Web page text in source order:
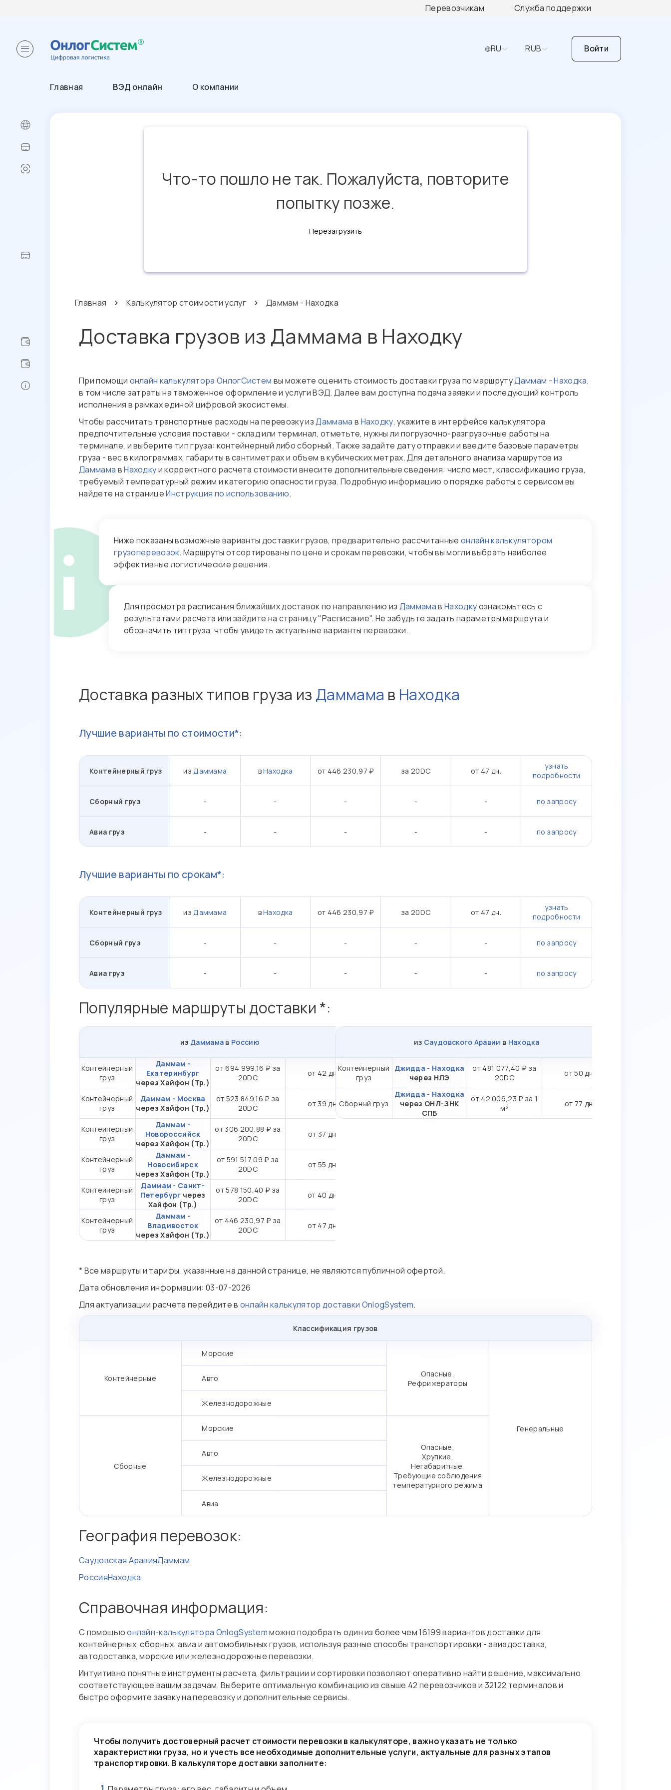
Перевозчикам Служба поддержки
RU RUB Войти
Главная ВЭД онлайн О компании
Что-то пошло не так. Пожалуйста, повторите
попытку позже.
Перезагрузить
Главная Калькулятор стоимости услуг Даммам - Находка
Доставка грузов из Даммама в Находку
При помощи онлайн калькулятора ОнлогСистем вы можете оценить стоимость доставки груза по маршрутуДаммам -Находка,
в том числе затраты на таможенное оформление и услуги ВЭД. Далее вам доступна подача заявки и последующий контроль
исполнения в рамках единой цифровой экосистемы.
Чтобы рассчитать транспортные расходы на перевозку изДаммама в Находку, укажите в интерфейсе калькулятора
предпочтительные условия поставки - склад или терминал, отметьте, нужны ли погрузочно‑разгрузочные работы на
терминале, и выберите тип груза: контейнерный либо сборный. Также задайте дату отправки и введите базовые параметры
груза - вес в килограммах, габариты в сантиметрах и объем в кубических метрах. Для детального анализа маршрутов из
Даммама вНаходкуи корректного расчета стоимости внесите дополнительные сведения: число мест, классификацию груза,
требуемый температурный режим и категорию опасности груза. Подробную информацию о порядке работы с сервисом вы
найдете на страницеИнструкция по использованию.
Ниже показаны возможные варианты доставки грузов, предварительно рассчитанные онлайн калькулятором
грузоперевозок. Маршруты отсортированы по цене и срокам перевозки, чтобы вы могли выбрать наиболее
эффективные логистические решения.
Для просмотра расписания ближайших доставок по направлению из ДаммамавНаходкуознакомьтесь с
результатами расчета или зайдите на страницу "Расписание". Не забудьте задать параметры маршрута и
обозначить тип груза, чтобы увидеть актуальные варианты перевозки.
Доставка разных типов груза из Даммама в Находка
Лучшие варианты по стоимости*:
Контейнерный груз из Даммама вНаходка от 446 230,97 ₽ за 20DC от 47 дн.
узнать
подробности
Сборный груз - - - - - по запросу
Авиа груз - - - - - по запросу
Лучшие варианты по срокам*:
Контейнерный груз из Даммама вНаходка от 446 230,97 ₽ за 20DC от 47 дн.
узнать
подробности
Сборный груз - - - - - по запросу
Авиа груз - - - - - по запросу
Популярные маршруты доставки *:
из Даммама в Россию
Контейнерный
груз
Даммам -
Екатеринбург
через Хайфон (Тр.)
от 694 999,16 ₽ за
20DC
от 42 дн.
Контейнерный
груз
Даммам - Москва
через Хайфон (Тр.)
от 523 849,16 ₽ за
20DC
от 39 дн.
Контейнерный
груз
Даммам -
Новороссийск
через Хайфон (Тр.)
от 306 200,88 ₽ за
20DC
от 37 дн.
Контейнерный
груз
Даммам -
Новосибирск
через Хайфон (Тр.)
от 591 517,09 ₽ за
20DC
от 55 дн.
Контейнерный
груз
Даммам - Санкт-
Петербург через
Хайфон (Тр.)
от 578 150,40 ₽ за
20DC
от 40 дн.
Контейнерный
груз
Даммам -
Владивосток
через Хайфон (Тр.)
от 446 230,97 ₽ за
20DC
от 47 дн.
из Саудовского Аравии в Находка
Контейнерный
груз
Джидда - Находка
через НЛЭ
от 481 077,40 ₽ за
20DC
от 50 дн.
Сборный груз
Джидда - Находка
через ОНЛ-ЗНК
СПБ
от 42 006,23 ₽ за 1
м³
от 77 дн.
* Все маршруты и тарифы, указанные на данной странице, не являются публичной офертой.
Дата обновления информации: 03-07-2026
Для актуализации расчета перейдите в онлайн калькулятор доставки OnlogSystem.
Классификация грузов
Контейнерные
Морские
Авто
Железнодорожные
Опасные,
Рефрижераторы
Сборные
Морские
Авто
Железнодорожные
Авиа
Опасные,
Хрупкие,
Негабаритные,
Требующие соблюдения
температурного режима
Генеральные
География перевозок:
Саудовская АравияДаммам
РоссияНаходка
Справочная информация:
С помощьюонлайн‑калькулятора OnlogSystemможно подобрать один из более чем 16199 вариантов доставки для
контейнерных, сборных, авиа и автомобильных грузов, используя разные способы транспортировки - авиадоставка,
автодоставка, морские или железнодорожные перевозки.
Интуитивно понятные инструменты расчета, фильтрации и сортировки позволяют оперативно найти решение, максимально
соответствующее вашим задачам. Выберите оптимальную комбинацию из свыше 42 перевозчиков и 32122 терминалов и
быстро оформите заявку на перевозку и дополнительные сервисы.
Чтобы получить достоверный расчет стоимости перевозки в калькуляторе, важно указать не только
характеристики груза, но и учесть все необходимые дополнительные услуги, актуальные для разных этапов
транспортировки. В калькуляторе доставки заполните: